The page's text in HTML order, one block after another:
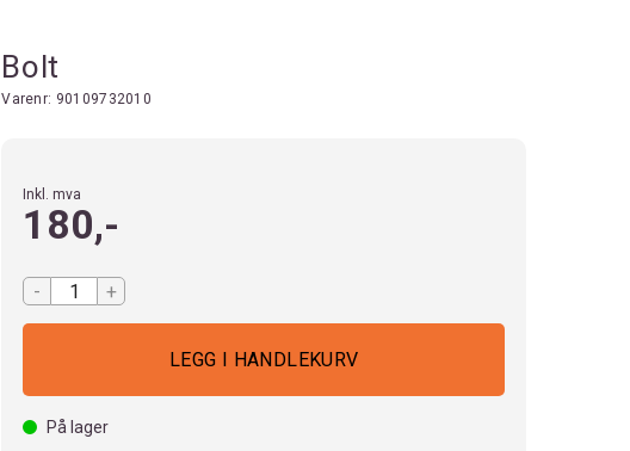
Bolt
Varenr: 90109732010
Inkl. mva
180,-
- +
På lager